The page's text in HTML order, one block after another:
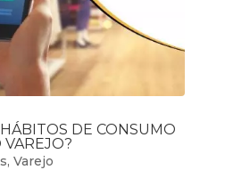
DE CONSUMO
VAREJO?
, Varejo